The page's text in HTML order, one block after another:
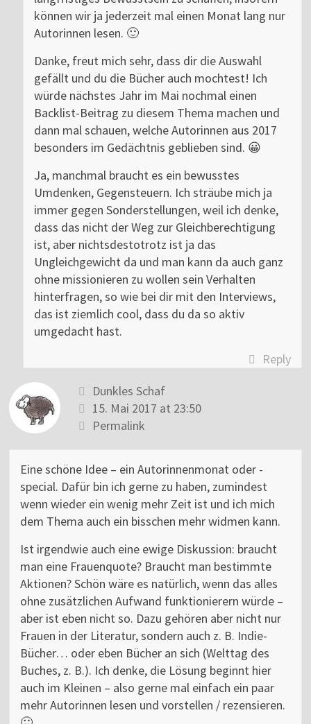
können wir ja jederzeit mal einen Monat lang nur
Autorinnen lesen. 🙂
Danke, freut mich sehr, dass dir die Auswahl
gefällt und du die Bücher auch mochtest! Ich
würde nächstes Jahr im Mai nochmal einen
Backlist-Beitrag zu diesem Thema machen und
dann mal schauen, welche Autorinnen aus 2017
besonders im Gedächtnis geblieben sind. 😀
Ja, manchmal braucht es ein bewusstes
Umdenken, Gegensteuern. Ich sträube mich ja
immer gegen Sonderstellungen, weil ich denke,
dass das nicht der Weg zur Gleichberechtigung
ist, aber nichtsdestotrotz ist ja das
Ungleichgewicht da und man kann da auch ganz
ohne missionieren zu wollen sein Verhalten
hinterfragen, so wie bei dir mit den Interviews,
das ist ziemlich cool, dass du da so aktiv
umgedacht hast.
Reply
Dunkles Schaf
15. Mai 2017 at 23:50
Permalink
Eine schöne Idee – ein Autorinnenmonat oder -
special. Dafür bin ich gerne zu haben, zumindest
wenn wieder ein wenig mehr Zeit ist und ich mich
dem Thema auch ein bisschen mehr widmen kann.
Ist irgendwie auch eine ewige Diskussion: braucht
man eine Frauenquote? Braucht man bestimmte
Aktionen? Schön wäre es natürlich, wenn das alles
ohne zusätzlichen Aufwand funktionierern würde –
aber ist eben nicht so. Dazu gehören aber nicht nur
Frauen in der Literatur, sondern auch z. B. Indie-
Bücher… oder eben Bücher an sich (Welttag des
Buches, z. B.). Ich denke, die Lösung beginnt hier
auch im Kleinen – also gerne mal einfach ein paar
mehr Autorinnen lesen und vorstellen / rezensieren.